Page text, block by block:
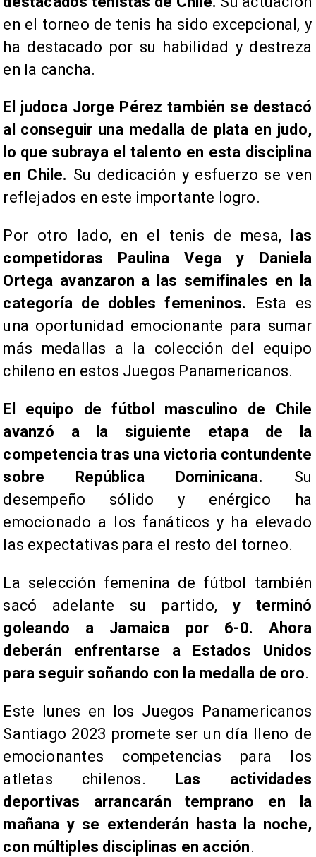
en el torneo de tenis ha sido excepcional, y
ha destacado por su habilidad y destreza
en la cancha.
El judoca Jorge Pérez también se destacó
al conseguir una medalla de plata en judo,
lo que subraya el talento en esta disciplina
en Chile. Su dedicación y esfuerzo se ven
reflejados en este importante logro.
Por otro lado, en el tenis de mesa, las
competidoras Paulina Vega y Daniela
Ortega avanzaron a las semifinales en la
categoría de dobles femeninos. Esta es
una oportunidad emocionante para sumar
más medallas a la colección del equipo
chileno en estos Juegos Panamericanos.
El equipo de fútbol masculino de Chile
avanzó a la siguiente etapa de la
competencia tras una victoria contundente
sobre República Dominicana. Su
desempeño sólido y enérgico ha
emocionado a los fanáticos y ha elevado
las expectativas para el resto del torneo.
La selección femenina de fútbol también
sacó adelante su partido, y terminó
goleando a Jamaica por 6-0. Ahora
deberán enfrentarse a Estados Unidos
para seguir soñando con la medalla de oro.
Este lunes en los Juegos Panamericanos
Santiago 2023 promete ser un día lleno de
emocionantes competencias para los
atletas chilenos. Las actividades
deportivas arrancarán temprano en la
mañana y se extenderán hasta la noche,
con múltiples disciplinas en acción.